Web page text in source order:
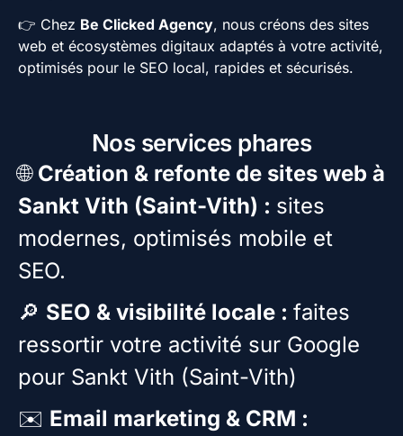
👉 Chez Be Clicked Agency, nous créons des sites
web et écosystèmes digitaux adaptés à votre activité,
optimisés pour le SEO local, rapides et sécurisés.
Nos services phares
🌐 Création & refonte de sites web à
Sankt Vith (Saint-Vith) : sites
modernes, optimisés mobile et
SEO.
🔎 SEO & visibilité locale : faites
ressortir votre activité sur Google
pour Sankt Vith (Saint-Vith)
✉️ Email marketing & CRM :